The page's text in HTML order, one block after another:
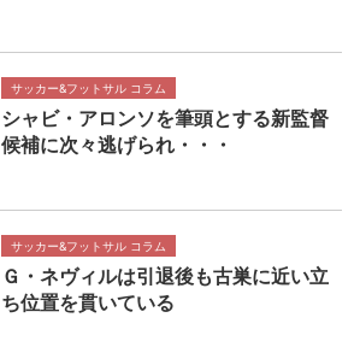
サッカー&フットサル コラム
シャビ・アロンソを筆頭とする新監督
候補に次々逃げられ・・・
サッカー&フットサル コラム
Ｇ・ネヴィルは引退後も古巣に近い立
ち位置を貫いている